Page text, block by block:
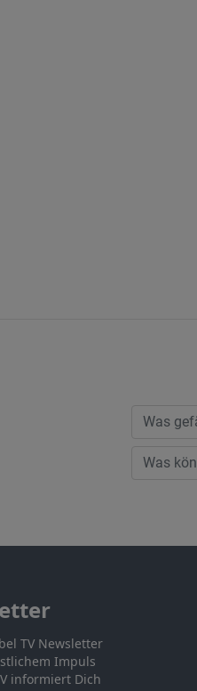
TV Newsletter
Impuls
informiert Dich